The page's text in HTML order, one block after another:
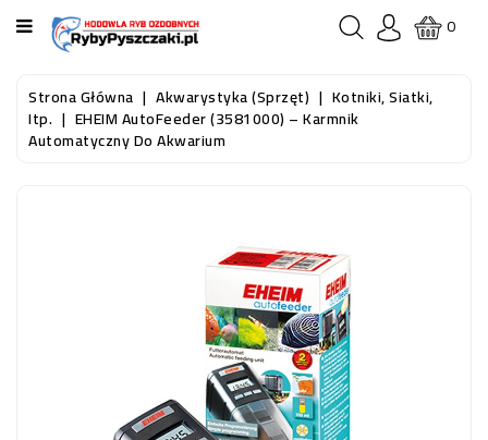
KATEGORIA
STRONA
GŁÓWNA
AKWARYSTYKA
0
Strona Główna Akwarystyka (sprzęt) Kotniki, Siatki,
Itp. EHEIM AutoFeeder (3581000) – Karmnik
Automatyczny Do Akwarium